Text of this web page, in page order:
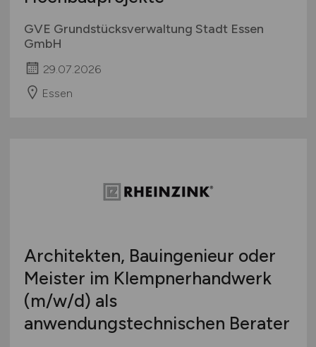
GVE Grundstücksverwaltung Stadt Essen
GmbH
29.07.2026
Essen
Architekten, Bauingenieur oder
Meister im Klempnerhandwerk
(m/w/d) als
anwendungstechnischen Berater